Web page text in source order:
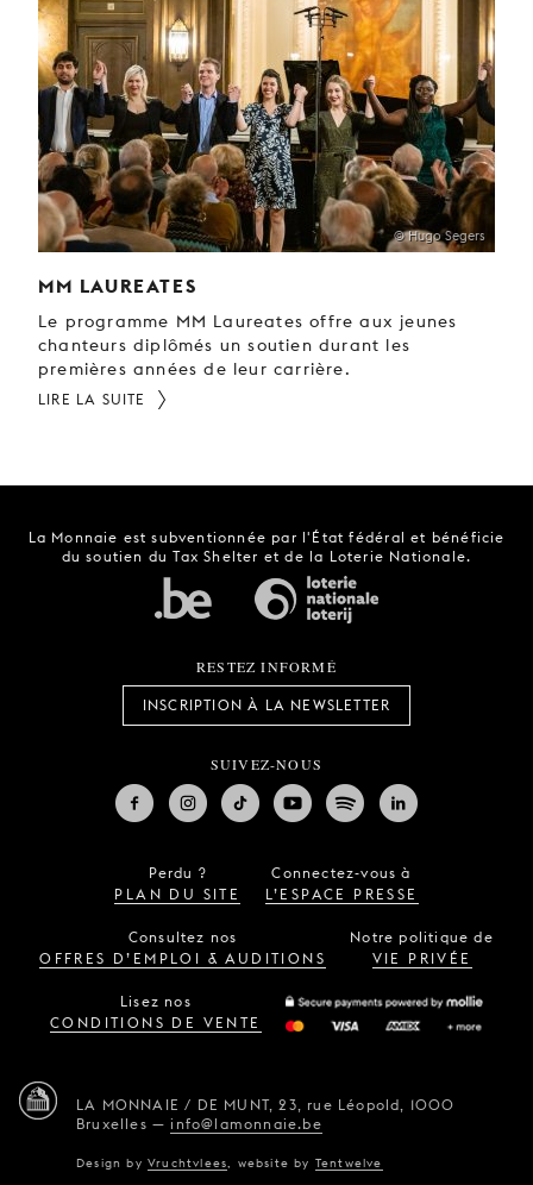
© Hugo Segers
MM LAUREATES
Le programme MM Laureates offre aux jeunes
chanteurs diplômés un soutien durant les
premières années de leur carrière.
LIRE LA SUITE
La Monnaie est subventionnée par l'État fédéral et bénéficie
du soutien du Tax Shelter et de la Loterie Nationale.
RESTEZ INFORMÉ
INSCRIPTION À LA NEWSLETTER
SUIVEZ-NOUS
Perdu ?
PLAN DU SITE
Connectez-vous à
L’ESPACE PRESSE
Consultez nos
OFFRES D’EMPLOI & AUDITIONS
Notre politique de
VIE PRIVÉE
Lisez nos
CONDITIONS DE VENTE
LA MONNAIE / DE MUNT, 23, rue Léopold, 1000
Bruxelles —info@lamonnaie.be
Design byVruchtvlees website by Tentwelve